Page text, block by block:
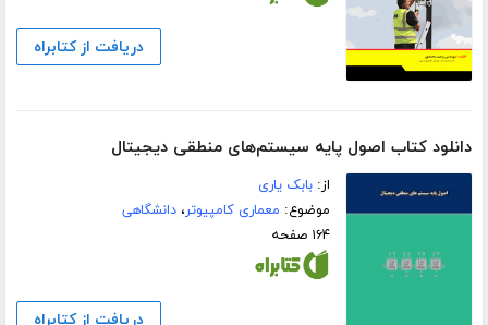
دریافت از کتابراه
دانلود کتاب اصول پایه سیستم‌های منطقی دیجیتال
از:بابک یاری
موضوع: معماری کامپیوتر،دانشگاهی
۱۶۴ صفحه
دریافت از کتابراه